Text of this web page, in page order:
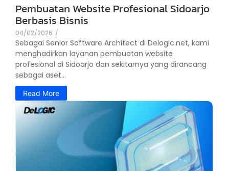
Pembuatan Website Profesional Sidoarjo
Berbasis Bisnis
04/02/2026 /
Sebagai Senior Software Architect di Delogic.net, kami
menghadirkan layanan pembuatan website
profesional di Sidoarjo dan sekitarnya yang dirancang
sebagai aset...
Read More